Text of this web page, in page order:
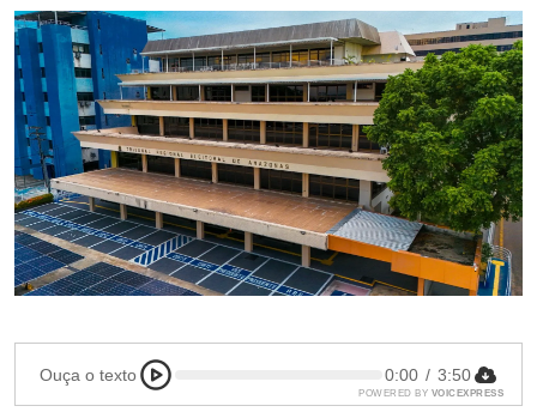
Ouça o texto 0:00 / 3:50
POWERED BY VOICEXPRESS